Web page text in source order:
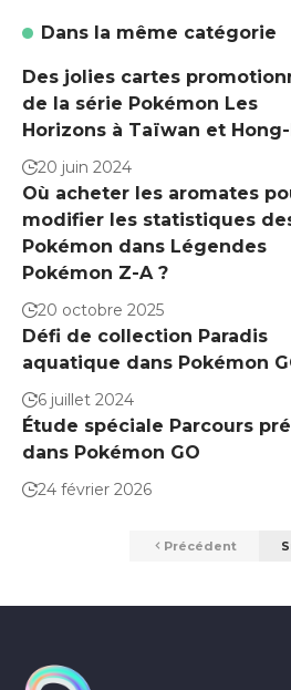
Dans la même catégorie
Des jolies cartes
de la série Pokémon Les
Horizons à Taïwan et
20 juin 2024
Où acheter les aromates
modifier les statistiques
Pokémon dans Légendes
Pokémon Z-A ?
20 octobre 2025
Défi de collection Paradis
aquatique dans Pokémon
6 juillet 2024
Étude spéciale Parcours
dans Pokémon GO
24 février 2026
Précédent